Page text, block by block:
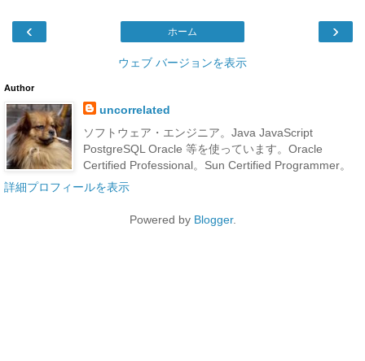
‹ ›
ホーム
ウェブ バージョンを表示
Author
uncorrelated
ソフトウェア・エンジニア。Java JavaScript
PostgreSQL Oracle 等を使っています。Oracle
Certified Professional。Sun Certified Programmer。
詳細プロフィールを表示
Powered by Blogger.